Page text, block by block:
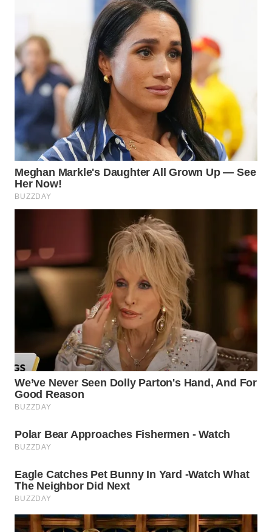
WN
LABUHANBATU
WN
TAPANULI
TENGAH
WN DELI
SERDANG
WN
TEBING
TINGGI
PAKPAK
WN
KARAWANG
WN
WN
BOGOR
DEPOK
WN
TAPANULI
UTARA
WN